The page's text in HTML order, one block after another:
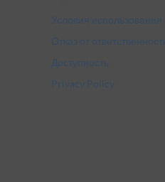
Условия использования
Отказ от ответственности
Доступность
Privacy Policy